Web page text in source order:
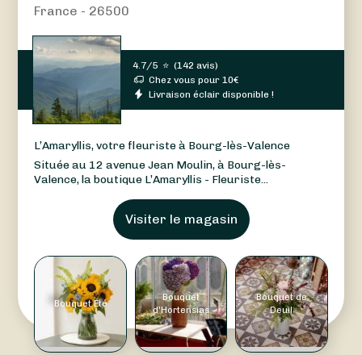
France - 26500
4.7/5 ⭐ (142 avis)
Chez vous pour10€
Livraison éclair disponible !
L’Amaryllis, votre fleuriste à Bourg-lès-Valence
Située au 12 avenue Jean Moulin, à Bourg-lès-
Valence, la boutique L’Amaryllis - Fleuriste...
Visiter le magasin
Bouquet Été
Bouquet
d'Hortensias
Bouquet de
Deuil